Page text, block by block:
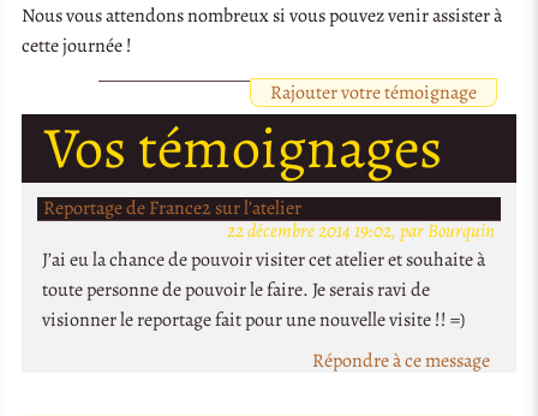
Nous vous attendons nombreux si vous pouvez venir assister à
cette journée !
Rajouter votre témoignage
Vos témoignages
Reportage de France2 sur l’atelier
22 décembre 2014 19:02, par Bourquin
J’ai eu la chance de pouvoir visiter cet atelier et souhaite à
toute personne de pouvoir le faire. Je serais ravi de
visionner le reportage fait pour une nouvelle visite !! =)
Répondre à ce message